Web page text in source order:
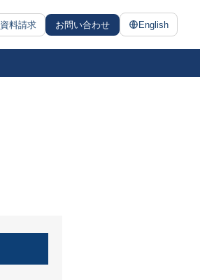
資料請求 お問い合わせ English